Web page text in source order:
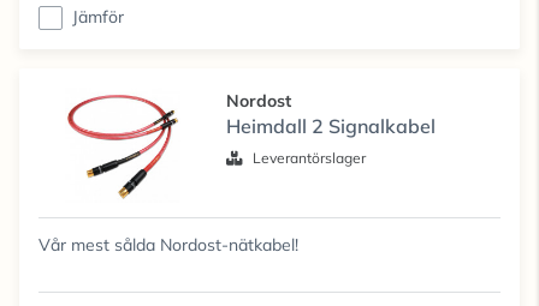
Jämför
Nordost
Heimdall 2 Signalkabel
Leverantörslager
Vår mest sålda Nordost-nätkabel!